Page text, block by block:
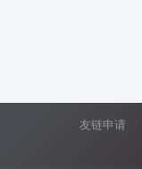
友链申请